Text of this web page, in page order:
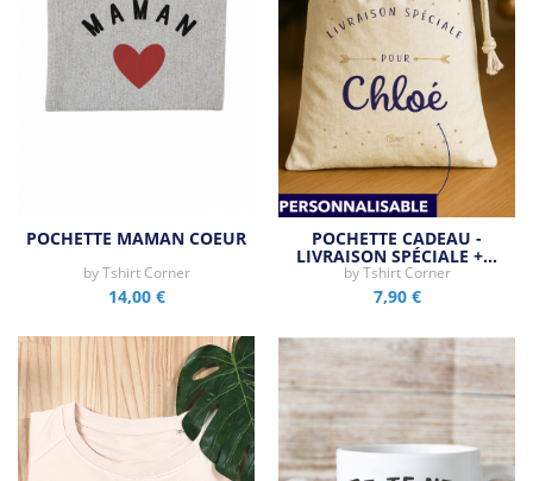
POCHETTE MAMAN COEUR
byTshirt Corner
14,00 €
POCHETTE CADEAU -
LIVRAISON SPÉCIALE +…
byTshirt Corner
7,90 €